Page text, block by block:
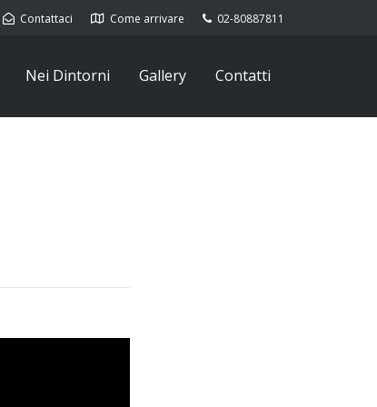
Contattaci Come arrivare 02-80887811
Nei Dintorni Gallery Contatti